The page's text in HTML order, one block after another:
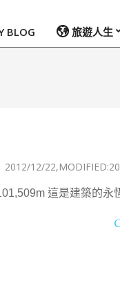
BLOG 旅遊人生
2012/12/22,MODIFIED:
這是建築的永